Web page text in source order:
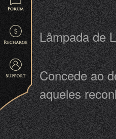
Lâmpada de
Concede ao
aqueles